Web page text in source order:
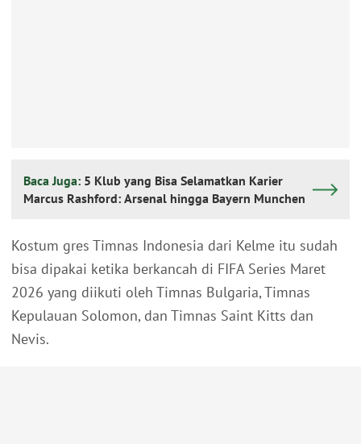
Baca Juga: 5 Klub yang Bisa Selamatkan Karier
Marcus Rashford: Arsenal hingga Bayern Munchen
Kostum gres Timnas Indonesia dari Kelme itu sudah
bisa dipakai ketika berkancah di FIFA Series Maret
2026 yang diikuti oleh Timnas Bulgaria, Timnas
Kepulauan Solomon, dan Timnas Saint Kitts dan
Nevis.